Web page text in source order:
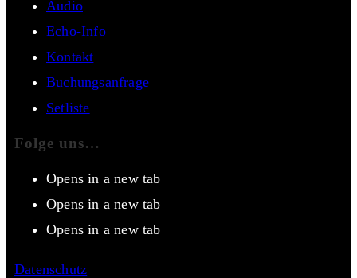
Audio
Echo-Info
Kontakt
Buchungsanfrage
Setliste
Folge uns…
Opens in a new tab
Opens in a new tab
Opens in a new tab
Datenschutz